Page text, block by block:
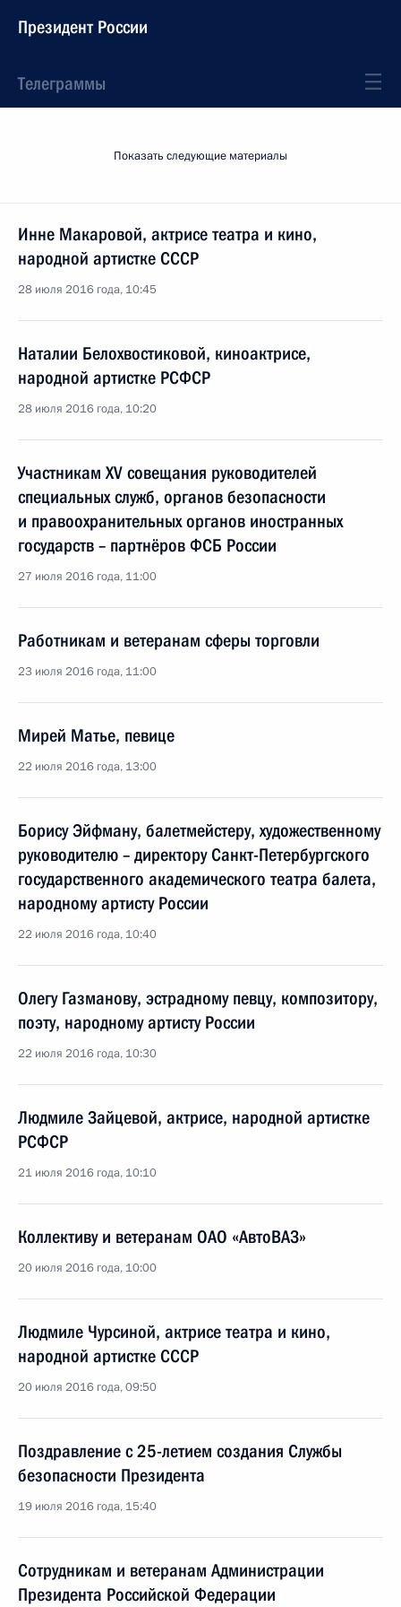
Президент России
Телеграммы
Показать следующие материалы
Инне Макаровой, актрисе театра и кино,
народной артистке СССР
28 июля 2016 года, 10:45
Наталии Белохвостиковой, киноактрисе,
народной артистке РСФСР
28 июля 2016 года, 10:20
Участникам XV совещания руководителей
специальных служб, органов безопасности
и правоохранительных органов иностранных
государств – партнёров ФСБ России
27 июля 2016 года, 11:00
Работникам и ветеранам сферы торговли
23 июля 2016 года, 11:00
Мирей Матье, певице
22 июля 2016 года, 13:00
Борису Эйфману, балетмейстеру, художественному
руководителю – директору Санкт-Петербургского
государственного академического театра балета,
народному артисту России
22 июля 2016 года, 10:40
Олегу Газманову, эстрадному певцу, композитору,
поэту, народному артисту России
22 июля 2016 года, 10:30
Людмиле Зайцевой, актрисе, народной артистке
РСФСР
21 июля 2016 года, 10:10
Коллективу и ветеранам ОАО «АвтоВАЗ»
20 июля 2016 года, 10:00
Людмиле Чурсиной, актрисе театра и кино,
народной артистке СССР
20 июля 2016 года, 09:50
Поздравление с 25-летием создания Службы
безопасности Президента
19 июля 2016 года, 15:40
Сотрудникам и ветеранам Администрации
Президента Российской Федерации